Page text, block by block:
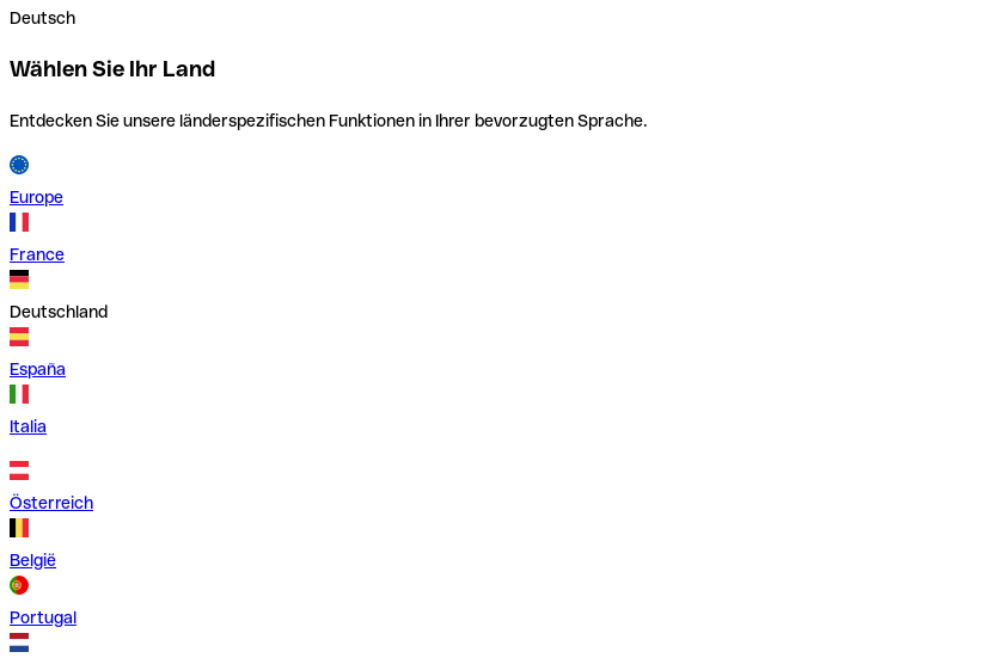
Deutsch
Wählen Sie Ihr Land
Entdecken Sie unsere länderspezifischen Funktionen in Ihrer bevorzugten Sprache.
Europe
France
Deutschland
España
Italia
Österreich
België
Portugal